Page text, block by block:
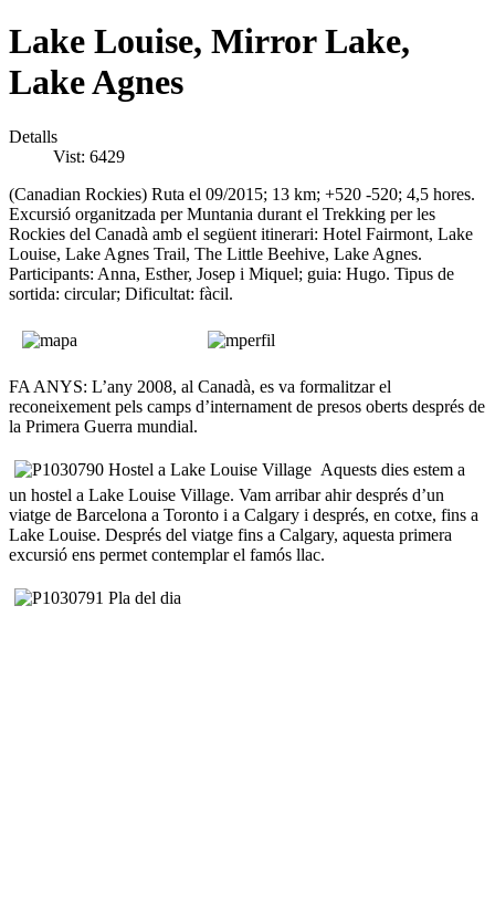
Lake Louise, Mirror Lake,
Lake Agnes
Detalls
Vist: 6429
(Canadian Rockies) Ruta el 09/2015; 13 km; +520 -520; 4,5 hores.
Excursió organitzada per Muntania durant el Trekking per les
Rockies del Canadà amb el següent itinerari: Hotel Fairmont, Lake
Louise, Lake Agnes Trail, The Little Beehive, Lake Agnes.
Participants: Anna, Esther, Josep i Miquel; guia: Hugo. Tipus de
sortida: circular; Dificultat: fàcil.
FA ANYS: L’any 2008, al Canadà, es va formalitzar el
reconeixement pels camps d’internament de presos oberts després de
la Primera Guerra mundial.
Aquests dies estem a
un hostel a Lake Louise Village. Vam arribar ahir després d’un
viatge de Barcelona a Toronto i a Calgary i després, en cotxe, fins a
Lake Louise. Després del viatge fins a Calgary, aquesta primera
excursió ens permet contemplar el famós llac.